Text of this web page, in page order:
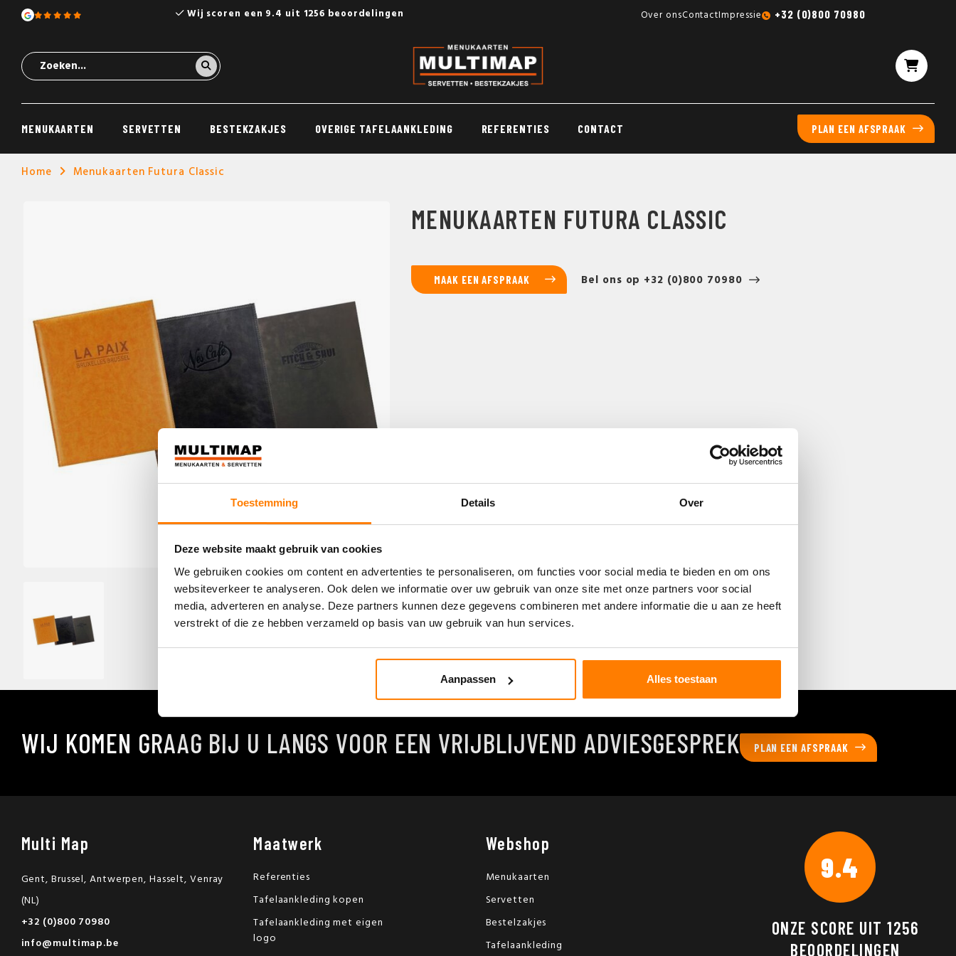
Toestemming Details Over
Deze website maakt gebruik van cookies
We gebruiken cookies om content en advertenties te personaliseren, om functies voor social media te bieden en om ons
websiteverkeer te analyseren. Ook delen we informatie over uw gebruik van onze site met onze partners voor social
media, adverteren en analyse. Deze partners kunnen deze gegevens combineren met andere informatie die u aan ze heeft
verstrekt of die ze hebben verzameld op basis van uw gebruik van hun services.
Aanpassen Alles toestaan
Wij scoren een 9.4 uit 1256 beoordelingen Gratis sampleboxen mogelijk
Over onsContactImpressie +32 (0)800 70980
MENUKAARTEN SERVETTEN BESTEKZAKJES OVERIGE TAFELAANKLEDING REFERENTIES CONTACT PLAN EEN AFSPRAAK
Home Menukaarten Futura Classic
MENUKAARTEN FUTURA CLASSIC
MAAK EEN AFSPRAAK Bel ons op +32 (0)800 70980
WIJ KOMEN GRAAG BIJ U LANGS VOOR EEN VRIJBLIJVEND ADVIESGESPREK PLAN EEN AFSPRAAK
Multi Map
Gent, Brussel, Antwerpen, Hasselt, Venray
(NL)
+32 (0)800 70980
info@multimap.be
Maatwerk
Referenties
Tafelaankleding kopen
Tafelaankleding met eigen
logo
Webshop
Menukaarten
Servetten
Bestelzakjes
Tafelaankleding
9.4
ONZE SCORE UIT1256
BEOORDELINGEN